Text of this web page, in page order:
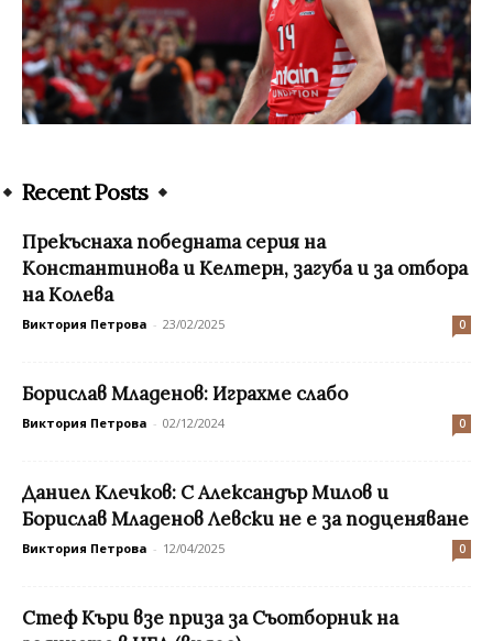
Recent Posts
Прекъснаха победната серия на
Константинова и Келтерн, загуба и за отбора
на Колева
Виктория Петрова - 23/02/2025 0
Борислав Младенов: Играхме слабо
Виктория Петрова - 02/12/2024 0
Даниел Клечков: С Александър Милов и
Борислав Младенов Левски не е за подценяване
Виктория Петрова - 12/04/2025 0
Стеф Къри взе приза за Съотборник на